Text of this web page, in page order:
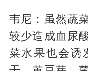
韦尼：虽然蔬
较少造成血尿
菜水果也会诱